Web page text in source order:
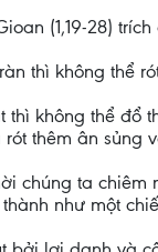
(1,19-28)
thì không thể
thì không thể đổ
thêm ân sủng
chúng ta
như một